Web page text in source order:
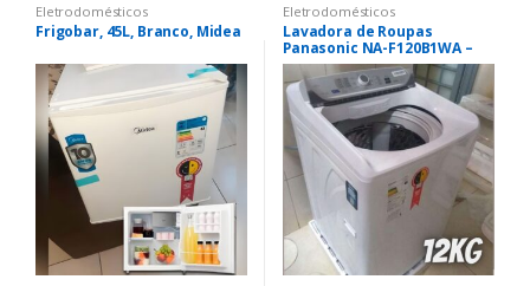
Eletrodomésticos
Frigobar, 45L, Branco, Midea
Eletrodomésticos
Lavadora de Roupas
Panasonic NA-F120B1WA –
12Kg Cesto Inox 8
Programas de Lavagem
Branca